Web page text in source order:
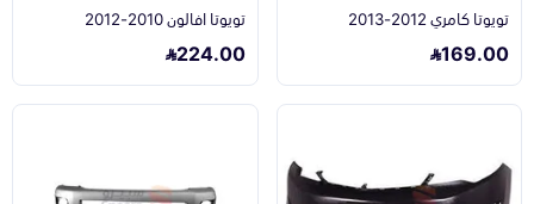
تويوتا كامري 2012-2013
169.00
تويوتا افالون 2010-2012
224.00